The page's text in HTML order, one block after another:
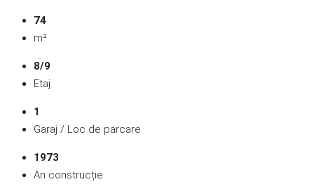
74
m²
8/9
Etaj
1
Garaj / Loc de parcare
1973
An construcție